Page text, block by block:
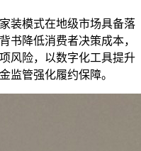
装模式在地级市场具备落
书降低消费者决策成本，
风险，以数字化工具提升
监管强化履约保障。